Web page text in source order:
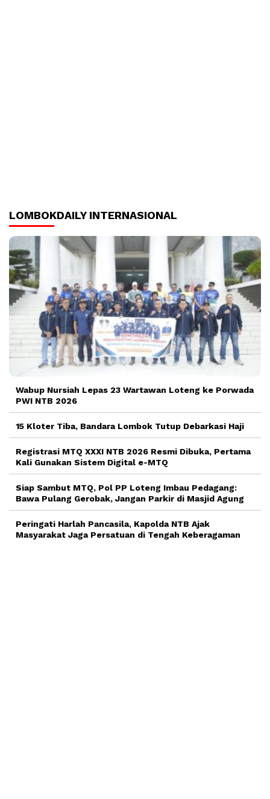
LOMBOKDAILY INTERNASIONAL
Wabup Nursiah Lepas 23 Wartawan Loteng ke Porwada
PWI NTB 2026
15 Kloter Tiba, Bandara Lombok Tutup Debarkasi Haji
Registrasi MTQ XXXI NTB 2026 Resmi Dibuka, Pertama
Kali Gunakan Sistem Digital e-MTQ
Siap Sambut MTQ, Pol PP Loteng Imbau Pedagang:
Bawa Pulang Gerobak, Jangan Parkir di Masjid Agung
Peringati Harlah Pancasila, Kapolda NTB Ajak
Masyarakat Jaga Persatuan di Tengah Keberagaman